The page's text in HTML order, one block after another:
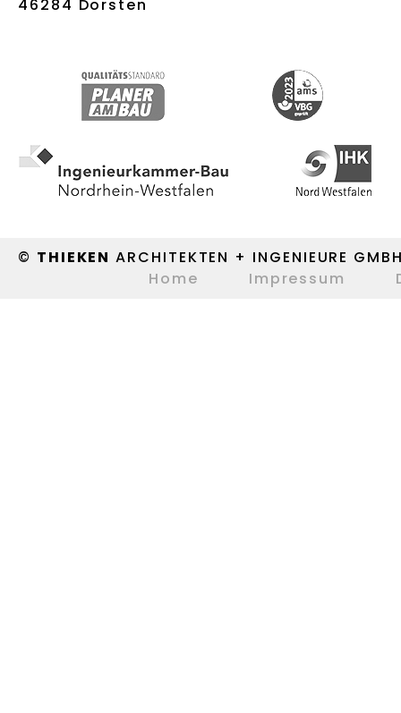
46284 Dorsten
© THIEKEN ARCHITEKTEN + INGENIEURE
Home
Impressum